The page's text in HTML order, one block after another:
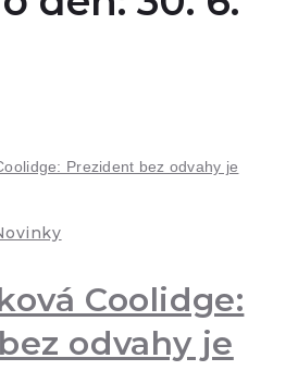
Coolidge:
odvahy je